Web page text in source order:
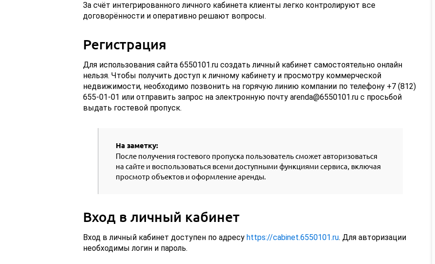
За счёт интегрированного личного кабинета клиенты легко контролируют все
договорённости и оперативно решают вопросы.
Регистрация
Для использования сайта 6550101.ru создать личный кабинет самостоятельно онлайн
нельзя. Чтобы получить доступ к личному кабинету и просмотру коммерческой
недвижимости, необходимо позвонить на горячую линию компании по телефону +7 (812)
655-01-01 или отправить запрос на электронную почту arenda@6550101.ru с просьбой
выдать гостевой пропуск.
На заметку:
После получения гостевого пропуска пользователь сможет авторизоваться
на сайте и воспользоваться всеми доступными функциями сервиса, включая
просмотр объектов и оформление аренды.
Вход в личный кабинет
Вход в личный кабинет доступен по адресу https://cabinet.6550101.ru. Для авторизации
необходимы логин и пароль.